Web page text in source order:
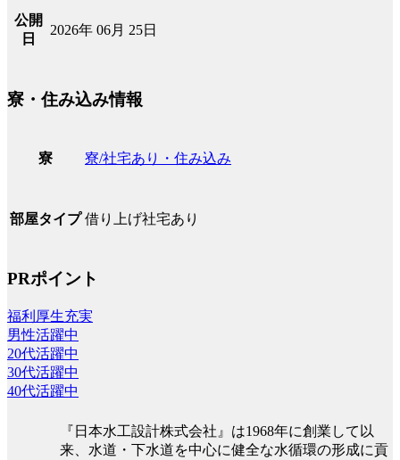
公開
日
2026年 06月 25日
寮・住み込み情報
寮 寮/社宅あり・住み込み
部屋タイプ 借り上げ社宅あり
PRポイント
福利厚生充実
男性活躍中
20代活躍中
30代活躍中
40代活躍中
『日本水工設計株式会社』は1968年に創業して以
来、水道・下水道を中心に健全な水循環の形成に貢